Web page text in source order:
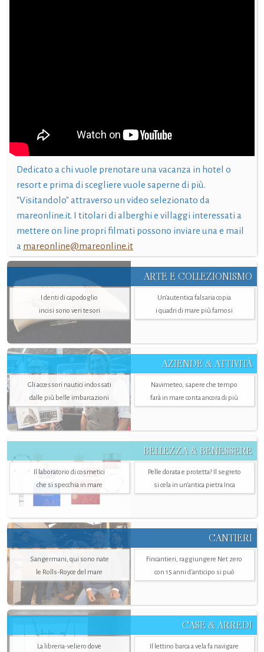
Dedicato a chi vuole prenotare una vacanza in hotel o
resort e prima di scegliere vuole saperne di più.
"Visitandolo" attraverso un video selezionato da
mareonline.it. I titolari di alberghi e villaggi interessati a
mettere on line propri filmati possono inviare una e mail
a mareonline@mareonline.it
ARTE E COLLEZIONISMO
I denti di capodoglio
incisi sono veri tesori
Un’autentica falsaria copia
i quadri di mare più famosi
AZIENDE & ATTIVITÀ
Gli accessori nautici indossati
dalle più belle imbarcazioni
Navimeteo, sapere che tempo
farà in mare conta ancora di più
BELLEZZA & BENESSERE
Il laboratorio di cosmetici
che si specchia in mare
Pelle dorata e protetta? Il segreto
si cela in un’antica pietra Inca
CANTIERI
Sangermani, qui sono nate
le Rolls-Royce del mare
Fincantieri, raggiungere Net zero
con 15 anni d'anticipo si può
CASE & ARREDI
La libreria-veliero dove
Il lettino barca a vela fa navigare